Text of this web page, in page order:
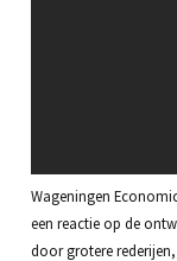
Wageningen
een reactie op de
door grotere